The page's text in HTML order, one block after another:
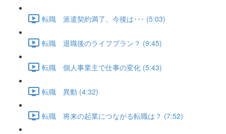
転職 派遣契約満了、今後は･･･ (5:03)
転職 退職後のライフプラン？ (9:45)
転職 個人事業主で仕事の変化 (5:43)
転職 異動 (4:32)
転職 将来の起業につながる転職は？ (7:52)